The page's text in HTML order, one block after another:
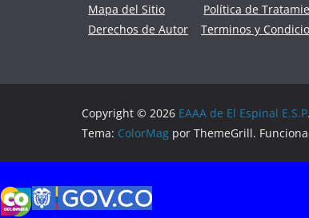
Mapa del Sitio
Política de
Derechos de Autor
Terminos y
Copyright © 2026 EAAA de El Espinal E.S.P
Tema: ColorMag por ThemeGrill.